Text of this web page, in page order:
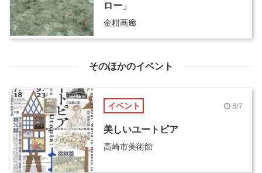
ロー」
金柑画廊
そのほかのイベント
イベント 8/7
美しいユートピア
高崎市美術館